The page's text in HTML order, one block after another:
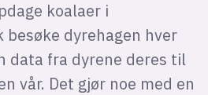
koalaer i
besøke dyrehagen hver
data fra dyrene deres til
vår. Det gjør noe med en